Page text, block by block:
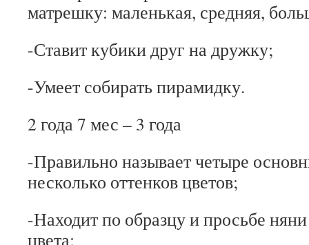
матрешку: маленькая, средняя,
-Ставит кубики друг на дружку;
-Умеет собирать пирамидку.
2 года 7 мес – 3 года
-Правильно называет четыре
несколько оттенков цветов;
-Находит по образцу и просьбе
цвета;